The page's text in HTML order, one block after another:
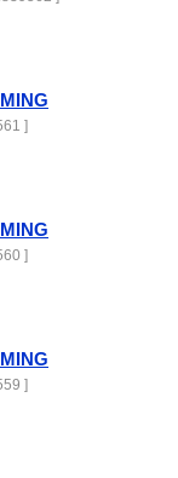
]
]
]